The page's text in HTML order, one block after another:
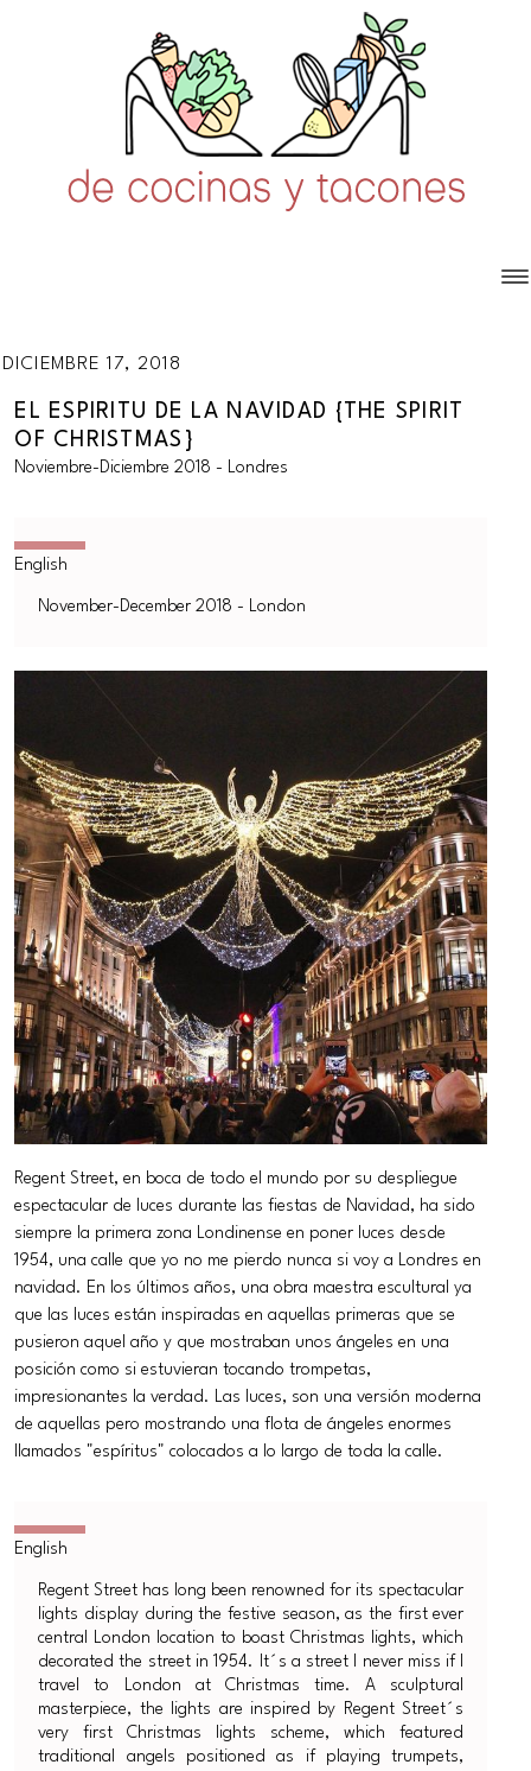
DICIEMBRE 17, 2018
EL ESPIRITU DE LA NAVIDAD {THE SPIRIT
OF CHRISTMAS}
Noviembre-Diciembre 2018 - Londres
November-December 2018 - London
Regent Street, en boca de todo el mundo por su despliegue
espectacular de luces durante las fiestas de Navidad, ha sido
siempre la primera zona Londinense en poner luces desde
1954, una calle que yo no me pierdo nunca si voy a Londres en
navidad. En los últimos años, una obra maestra escultural ya
que las luces están inspiradas en aquellas primeras que se
pusieron aquel año y que mostraban unos ángeles en una
posición como si estuvieran tocando trompetas,
impresionantes la verdad. Las luces, son una versión moderna
de aquellas pero mostrando una flota de ángeles enormes
llamados "espíritus" colocados a lo largo de toda la calle.
Regent Street has long been renowned for its spectacular
lights display during the festive season, as the first ever
central London location to boast Christmas lights, which
decorated the street in 1954. It´s a street I never miss if I
travel to London at Christmas time. A sculptural
masterpiece, the lights are inspired by Regent Street´s
very first Christmas lights scheme, which featured
traditional angels positioned as if playing trumpets,